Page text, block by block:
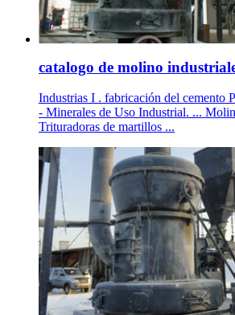
catalogo de molino
Industrias I . fabricación del cemento
- Minerales de Uso Industrial. ...
Trituradoras de martillos ...